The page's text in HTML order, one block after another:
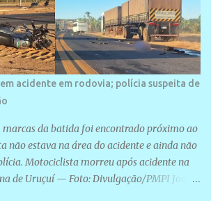
acidente em rodovia; polícia suspeita de
marcas da batida foi encontrado próximo ao
não estava na área do acidente e ainda não
Motociclista morreu após acidente na
de Uruçuí — Foto: Divulgação/PMPI João